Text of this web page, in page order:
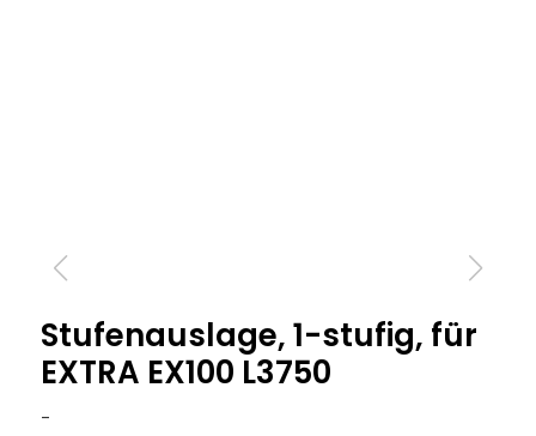
Stufenauslage, 1-stufig, für
EXTRA EX100 L3750
-